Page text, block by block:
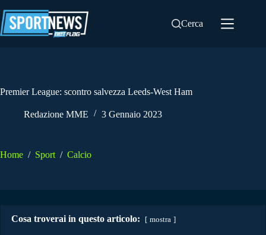
al
contenuto
Cerca
Premier League: scontro salvezza Leeds-West Ham
Redazione MME 3 Gennaio 2023
Home / Sport / Calcio
Cosa troverai in questo articolo: mostra